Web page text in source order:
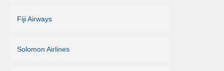
Fiji Airways
Solomon Airlines